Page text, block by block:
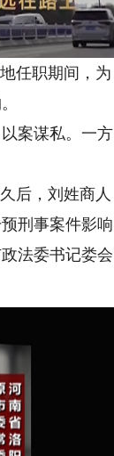
任职期间，为
案谋私。一方
后，刘姓商人
刑事案件影响
法委书记娄会